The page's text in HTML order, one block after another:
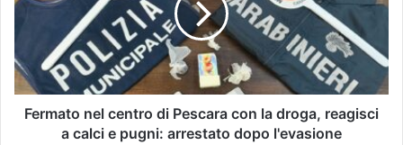
Fermato nel centro di Pescara con la droga, reagisci
a calci e pugni: arrestato dopo l'evasione